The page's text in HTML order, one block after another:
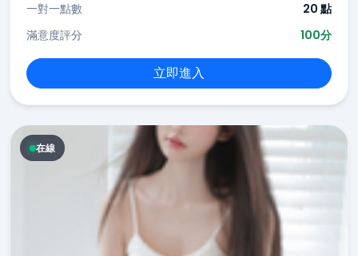
一對一點數
20 點
滿意度評分
100分
立即進入
在線